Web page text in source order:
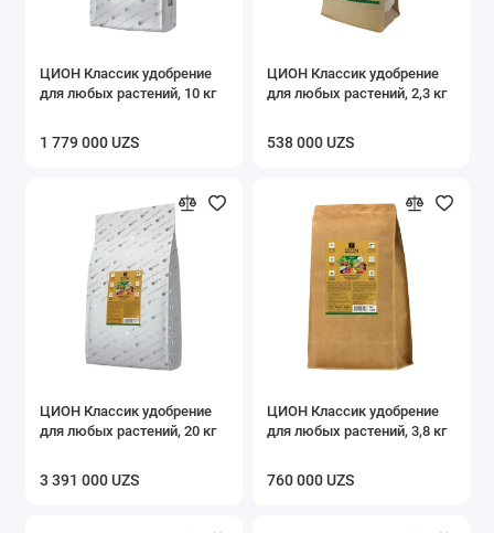
ЦИОН Классик удобрение
для любых растений, 10 кг
1 779 000 UZS
ЦИОН Классик удобрение
для любых растений, 2,3 кг
538 000 UZS
ЦИОН Классик удобрение
для любых растений, 20 кг
3 391 000 UZS
ЦИОН Классик удобрение
для любых растений, 3,8 кг
760 000 UZS